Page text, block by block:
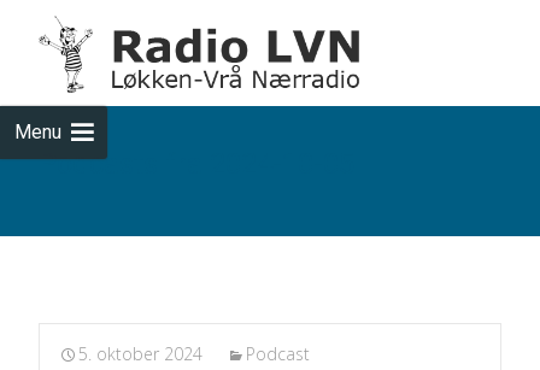
Menu
Podcasts fra 2024-10-05
5. oktober 2024 Podcast